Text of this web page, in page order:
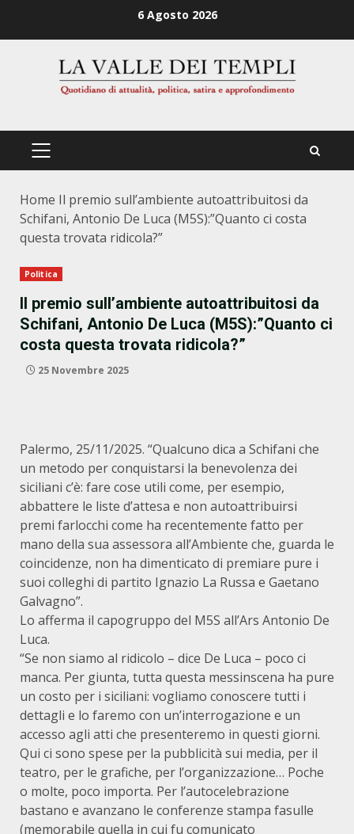
6 Agosto 2026
PRIMÄRES
Home Il premio sull’ambiente autoattribuitosi da
Schifani, Antonio De Luca (M5S):”Quanto ci costa
questa trovata ridicola?”
Politica
Il premio sull’ambiente autoattribuitosi da
Schifani, Antonio De Luca (M5S):”Quanto ci
costa questa trovata ridicola?”
25 Novembre 2025
Palermo, 25/11/2025. “Qualcuno dica a Schifani che
un metodo per conquistarsi la benevolenza dei
siciliani c’è: fare cose utili come, per esempio,
abbattere le liste d’attesa e non autoattribuirsi
premi farlocchi come ha recentemente fatto per
mano della sua assessora all’Ambiente che, guarda le
coincidenze, non ha dimenticato di premiare pure i
suoi colleghi di partito Ignazio La Russa e Gaetano
Galvagno”.
Lo afferma il capogruppo del M5S all’Ars Antonio De
Luca.
“Se non siamo al ridicolo – dice De Luca – poco ci
manca. Per giunta, tutta questa messinscena ha pure
un costo per i siciliani: vogliamo conoscere tutti i
dettagli e lo faremo con un’interrogazione e un
accesso agli atti che presenteremo in questi giorni.
Qui ci sono spese per la pubblicità sui media, per il
teatro, per le grafiche, per l’organizzazione… Poche
o molte, poco importa. Per l’autocelebrazione
bastano e avanzano le conferenze stampa fasulle
(memorabile quella in cui fu comunicato